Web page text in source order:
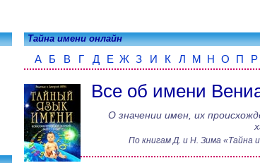
Тайна имени онлайн
А Б В Г Д Е Ж З И К Л М Н О П Р
Все об имени
О значении имен, их
По книгамД. и Н. Зима«Тайна